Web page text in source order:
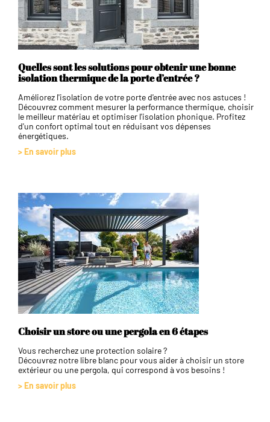
Quelles sont les solutions pour obtenir une bonne
isolation thermique de la porte d’entrée ?
Améliorez l'isolation de votre porte d'entrée avec nos astuces !
Découvrez comment mesurer la performance thermique, choisir
le meilleur matériau et optimiser l'isolation phonique. Profitez
d'un confort optimal tout en réduisant vos dépenses
énergétiques.
> En savoir plus
Choisir un store ou une pergola en 6 étapes
Vous recherchez une protection solaire ?
Découvrez notre libre blanc pour vous aider à choisir un store
extérieur ou une pergola, qui correspond à vos besoins !
> En savoir plus